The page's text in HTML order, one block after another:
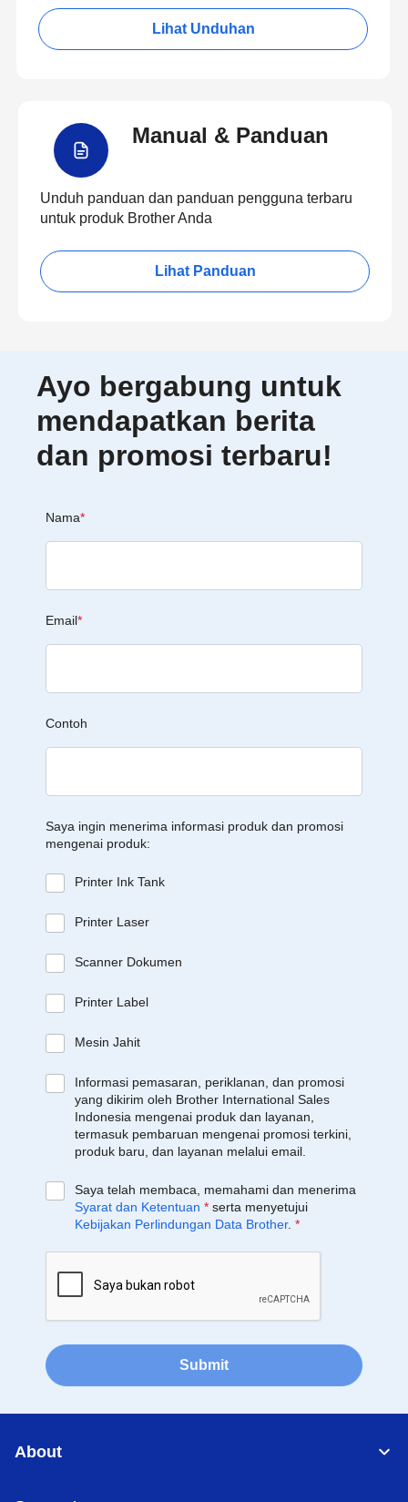
Lihat Unduhan
Manual & Panduan
Unduh panduan dan panduan pengguna terbaru
untuk produk Brother Anda
Lihat Panduan
Ayo bergabung untuk
mendapatkan berita
dan promosi terbaru!
Nama*
Email*
Contoh
Saya ingin menerima informasi produk dan promosi
mengenai produk:
Printer Ink Tank
Printer Laser
Scanner Dokumen
Printer Label
Mesin Jahit
Informasi pemasaran, periklanan, dan promosi
yang dikirim oleh Brother International Sales
Indonesia mengenai produk dan layanan,
termasuk pembaruan mengenai promosi terkini,
produk baru, dan layanan melalui email.
Saya telah membaca, memahami dan menerima
Syarat dan Ketentuan * serta menyetujui
Kebijakan Perlindungan Data Brother. *
Submit
About